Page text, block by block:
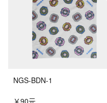
NGS-BDN-1